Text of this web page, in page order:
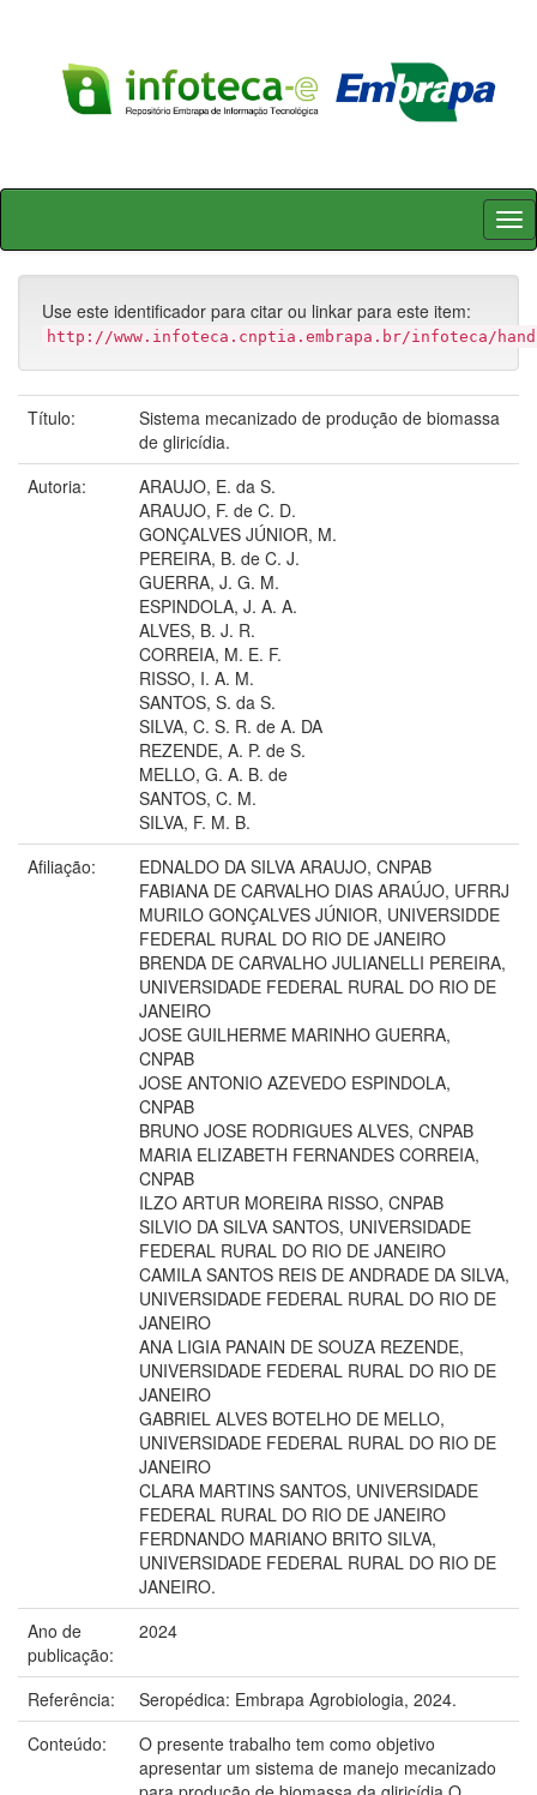
Skip
Use este identificador para citar ou linkar para este item:
http://www.infoteca.cnptia.embrapa.br/infoteca/
Título:
Sistema mecanizado de produção de biomassa
de gliricídia.
Autoria:
ARAUJO, E. da S.
ARAUJO, F. de C. D.
GONÇALVES JÚNIOR, M.
PEREIRA, B. de C. J.
GUERRA, J. G. M.
ESPINDOLA, J. A. A.
ALVES, B. J. R.
CORREIA, M. E. F.
RISSO, I. A. M.
SANTOS, S. da S.
SILVA, C. S. R. de A. DA
REZENDE, A. P. de S.
MELLO, G. A. B. de
SANTOS, C. M.
SILVA, F. M. B.
Afiliação:
EDNALDO DA SILVA ARAUJO, CNPAB
FABIANA DE CARVALHO DIAS ARAÚJO, UFRRJ
MURILO GONÇALVES JÚNIOR, UNIVERSIDDE
FEDERAL RURAL DO RIO DE JANEIRO
BRENDA DE CARVALHO JULIANELLI PEREIRA,
UNIVERSIDADE FEDERAL RURAL DO RIO DE
JANEIRO
JOSE GUILHERME MARINHO GUERRA,
CNPAB
JOSE ANTONIO AZEVEDO ESPINDOLA,
CNPAB
BRUNO JOSE RODRIGUES ALVES, CNPAB
MARIA ELIZABETH FERNANDES CORREIA,
CNPAB
ILZO ARTUR MOREIRA RISSO, CNPAB
SILVIO DA SILVA SANTOS, UNIVERSIDADE
FEDERAL RURAL DO RIO DE JANEIRO
CAMILA SANTOS REIS DE ANDRADE DA SILVA,
UNIVERSIDADE FEDERAL RURAL DO RIO DE
JANEIRO
ANA LIGIA PANAIN DE SOUZA REZENDE,
UNIVERSIDADE FEDERAL RURAL DO RIO DE
JANEIRO
GABRIEL ALVES BOTELHO DE MELLO,
UNIVERSIDADE FEDERAL RURAL DO RIO DE
JANEIRO
CLARA MARTINS SANTOS, UNIVERSIDADE
FEDERAL RURAL DO RIO DE JANEIRO
FERDNANDO MARIANO BRITO SILVA,
UNIVERSIDADE FEDERAL RURAL DO RIO DE
JANEIRO.
Ano de
publicação:
2024
Referência:
Seropédica: Embrapa Agrobiologia, 2024.
Conteúdo:
O presente trabalho tem como objetivo
apresentar um sistema de manejo mecanizado